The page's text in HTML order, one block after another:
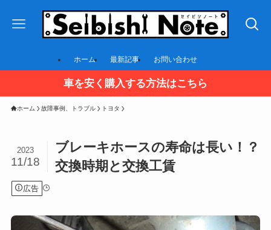
ホーム 最新記事 お問い合わせ
車を安く購入する方法はこちら
ホーム 故障事例、トラブル トヨタ
ブレーキホースの寿命は長い！？
交換時期と交換工賃
2023
11/18
広告